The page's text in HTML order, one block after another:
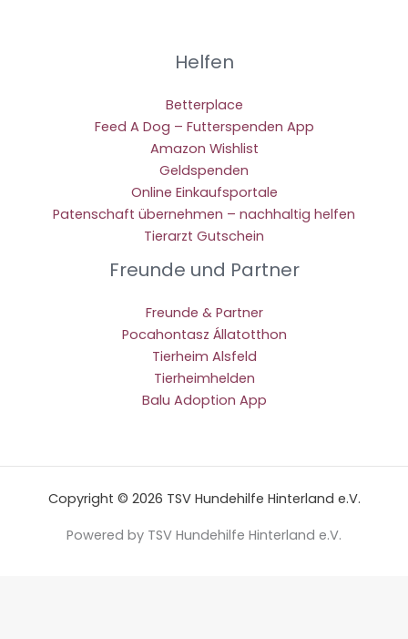
Helfen
Betterplace
Feed A Dog – Futterspenden App
Amazon Wishlist
Geldspenden
Online Einkaufsportale
Patenschaft übernehmen – nachhaltig helfen
Tierarzt Gutschein
Freunde und Partner
Freunde & Partner
Pocahontasz Állatotthon
Tierheim Alsfeld
Tierheimhelden
Balu Adoption App
Copyright © 2026 TSV Hundehilfe Hinterland e.V.
Powered by TSV Hundehilfe Hinterland e.V.